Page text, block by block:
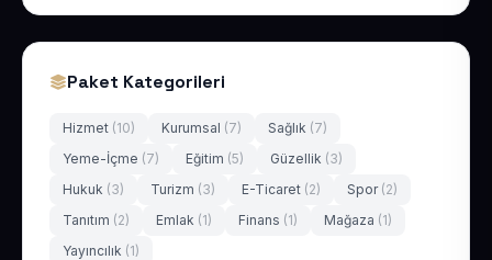
Paket Kategorileri
Hizmet (10) Kurumsal (7) Sağlık (7)
Yeme-İçme (7) Eğitim (5) Güzellik (3)
Hukuk (3) Turizm (3) E-Ticaret (2) Spor (2)
Tanıtım (2) Emlak (1) Finans (1) Mağaza (1)
Yayıncılık (1)